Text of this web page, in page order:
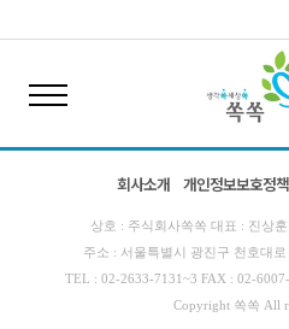
회사소개 개인정보보호정책
상호 : 주식회사쏙쏙 대표 : 진상
주소 : 서울특별시 광진구 천호대
TEL : 02-2633-7131~3 FAX : 02-
Copyright 쏙쏙 All